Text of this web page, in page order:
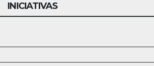
INICIATIVAS